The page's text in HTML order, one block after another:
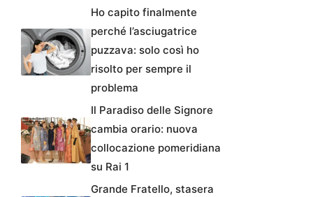
Ho capito finalmente
perché l’asciugatrice
puzzava: solo così ho
risolto per sempre il
problema
Il Paradiso delle Signore
cambia orario: nuova
collocazione pomeridiana
su Rai 1
Grande Fratello, stasera